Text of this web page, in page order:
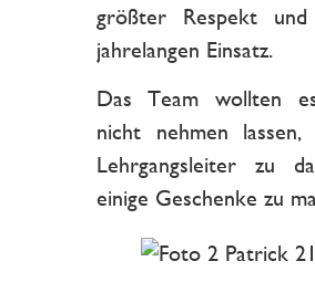
größter Respekt
jahrelangen Einsatz.
Das Team wollten
nicht nehmen lassen,
Lehrgangsleiter zu
einige Geschenke zu